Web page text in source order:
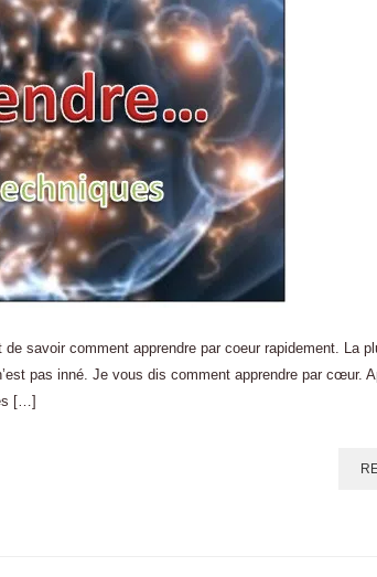
savoir comment apprendre par coeur rapidement. La
pas inné. Je vous dis comment apprendre par cœur.
[…]